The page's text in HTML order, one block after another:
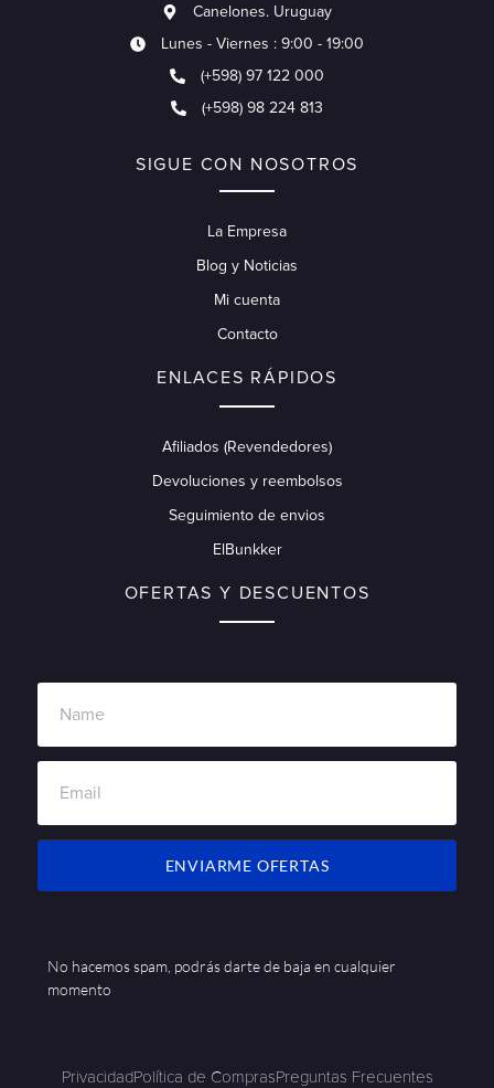
Canelones. Uruguay
Lunes - Viernes : 9:00 - 19:00
(+598) 97 122 000
(+598) 98 224 813
SIGUE CON NOSOTROS
La Empresa
Blog y Noticias
Mi cuenta
Contacto
ENLACES RÁPIDOS
Afiliados (Revendedores)
Devoluciones y reembolsos
Seguimiento de envios
ElBunkker
OFERTAS Y DESCUENTOS
ENVIARME OFERTAS
No hacemos spam, podrás darte de baja en cualquier
momento
PrivacidadPolítica de ComprasPreguntas Frecuentes